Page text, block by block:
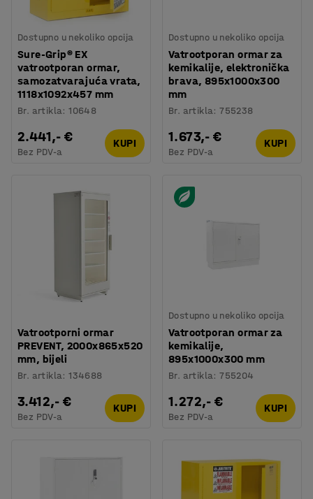
Dostupno u nekoliko opcija
Sure-Grip® EX
vatrootporan ormar,
samozatvarajuća vrata,
1118x1092x457 mm
Br. artikla:10648
2.441,- €
Bez PDV-a
KUPI
Dostupno u nekoliko opcija
Vatrootporan ormar za
kemikalije, elektronička
brava, 895x1000x300
mm
Br. artikla:755238
1.673,- €
Bez PDV-a
KUPI
Vatrootporni ormar
PREVENT, 2000x865x520
mm, bijeli
Br. artikla:134688
3.412,- €
Bez PDV-a
KUPI
Dostupno u nekoliko opcija
Vatrootporan ormar za
kemikalije,
895x1000x300 mm
Br. artikla:755204
1.272,- €
Bez PDV-a
KUPI